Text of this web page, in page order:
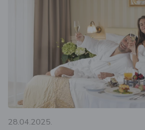
28.04.2025.